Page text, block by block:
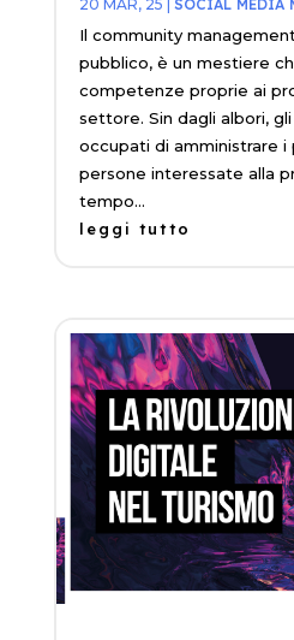
20 MAR, 25 | SOCIAL MEDIA
Il community
pubblico, è un mestiere
competenze proprie ai
settore. Sin dagli albori,
occupati di amministrare i
persone interessate alla
tempo...
leggi tutto